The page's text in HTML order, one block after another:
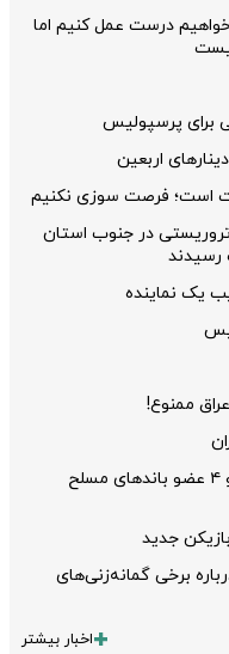
می‌خواهیم درست عمل کنیم اما
برای پرسپولیس
اربعین
است؛ فرصت سوزی نکنیم
در جنوب استان
رسیدند
یک نماینده
ممنوع!
وزارت اطلاعات: ۲۱ عامل موساد و ۴ عضو باندهای مسلح
برخی گمانه‌زنی‌های
اخبار بیشتر